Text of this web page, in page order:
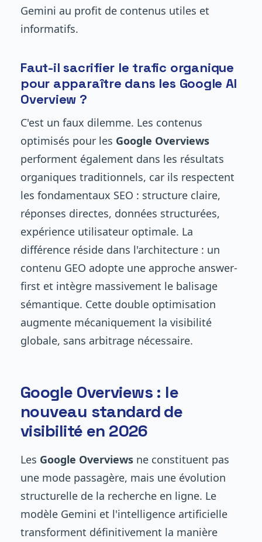
Gemini au profit de contenus utiles et
informatifs.
Faut-il sacrifier le trafic organique
pour apparaître dans les Google AI
Overview ?
C'est un faux dilemme. Les contenus
optimisés pour les Google Overviews
performent également dans les résultats
organiques traditionnels, car ils respectent
les fondamentaux SEO : structure claire,
réponses directes, données structurées,
expérience utilisateur optimale. La
différence réside dans l'architecture : un
contenu GEO adopte une approche answer-
first et intègre massivement le balisage
sémantique. Cette double optimisation
augmente mécaniquement la visibilité
globale, sans arbitrage nécessaire.
Google Overviews : le
nouveau standard de
visibilité en 2026
Les Google Overviews ne constituent pas
une mode passagère, mais une évolution
structurelle de la recherche en ligne. Le
modèle Gemini et l'intelligence artificielle
transforment définitivement la manière